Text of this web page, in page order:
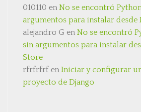
010110 en No se encontró
argumentos para instalar
alejandro G en No se encontró
sin argumentos para instalar
Store
rfrfrfrf en Iniciar y configurar
proyecto de Django